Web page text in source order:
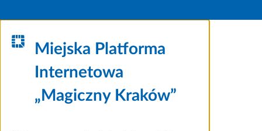
Miejska Platforma
Internetowa
„Magiczny Kraków”